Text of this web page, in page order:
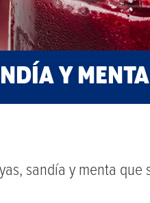
Y MENTA
sandía y menta